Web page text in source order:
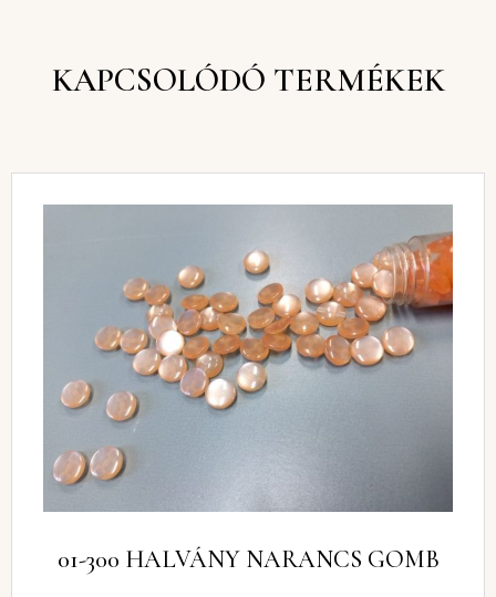
KAPCSOLÓDÓ TERMÉKEK
01-300 HALVÁNY NARANCS GOMB